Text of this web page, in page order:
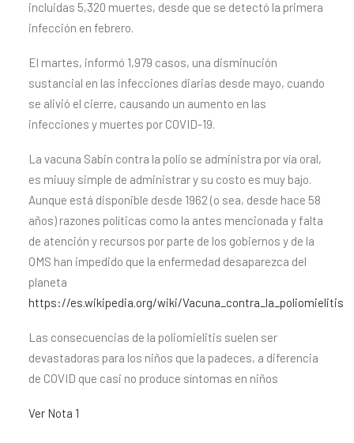
incluidas 5,320 muertes, desde que se detectó la primera
infección en febrero.
El martes, informó 1,979 casos, una disminución
sustancial en las infecciones diarias desde mayo, cuando
se alivió el cierre, causando un aumento en las
infecciones y muertes por COVID-19.
La vacuna Sabin contra la polio se administra por vía oral,
es miuuy simple de administrar y su costo es muy bajo.
Aunque está disponible desde 1962 (o sea, desde hace 58
años) razones políticas como la antes mencionada y falta
de atención y recursos por parte de los gobiernos y de la
OMS han impedido que la enfermedad desaparezca del
planeta
https://es.wikipedia.org/wiki/Vacuna_contra_la_poliomielitis
Las consecuencias de la poliomielitis suelen ser
devastadoras para los niños que la padeces, a diferencia
de COVID que casi no produce síntomas en niños
Ver Nota 1